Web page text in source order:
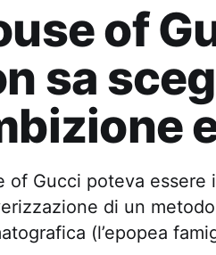
of
sa
of Gucci poteva
di un
(l’epopea